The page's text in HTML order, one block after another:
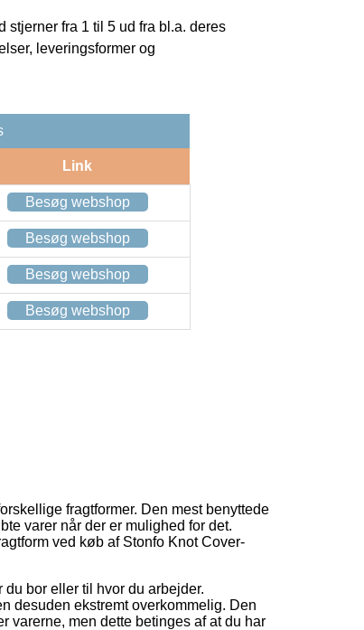
fra 1 til 5 ud fra bl.a. deres
leveringsformer og
Link
Besøg webshop
Besøg webshop
Besøg webshop
Besøg webshop
fragtformer. Den mest benyttede
varer når der er mulighed for det.
ved køb af Stonfo Knot Cover-
bor eller til hvor du arbejder.
desuden ekstremt overkommelig. Den
men dette betinges af at du har